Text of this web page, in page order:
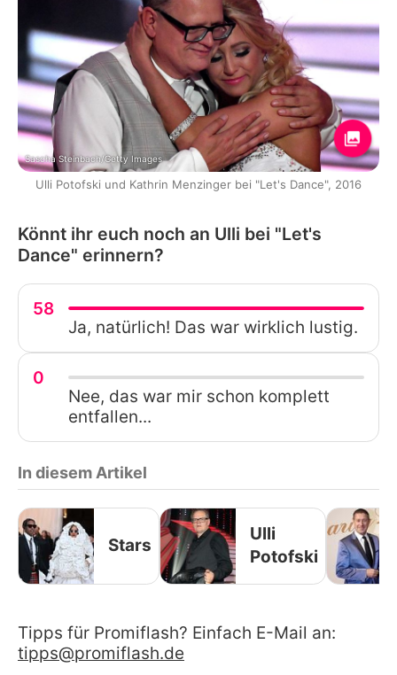
Sascha Steinbach/Getty Images
Ulli Potofski und Kathrin Menzinger bei "Let's Dance", 2016
Könnt ihr euch noch an Ulli bei "Let's
Dance" erinnern?
58
Ja, natürlich! Das war wirklich lustig.
0
Nee, das war mir schon komplett
entfallen...
In diesem Artikel
Stars
Ulli
Potofski
Tipps für Promiflash? Einfach E-Mail an:
tipps@promiflash.de